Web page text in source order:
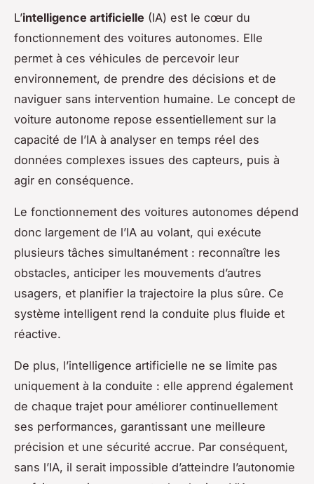
L’intelligence artificielle (IA) est le cœur du
fonctionnement des voitures autonomes. Elle
permet à ces véhicules de percevoir leur
environnement, de prendre des décisions et de
naviguer sans intervention humaine. Le concept de
voiture autonome repose essentiellement sur la
capacité de l’IA à analyser en temps réel des
données complexes issues des capteurs, puis à
agir en conséquence.
Le fonctionnement des voitures autonomes dépend
donc largement de l’IA au volant, qui exécute
plusieurs tâches simultanément : reconnaître les
obstacles, anticiper les mouvements d’autres
usagers, et planifier la trajectoire la plus sûre. Ce
système intelligent rend la conduite plus fluide et
réactive.
De plus, l’intelligence artificielle ne se limite pas
uniquement à la conduite : elle apprend également
de chaque trajet pour améliorer continuellement
ses performances, garantissant une meilleure
précision et une sécurité accrue. Par conséquent,
sans l’IA, il serait impossible d’atteindre l’autonomie